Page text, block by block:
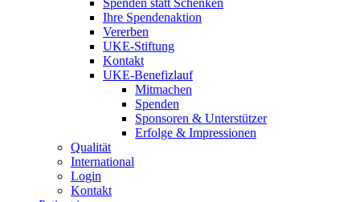
Spenden statt Schenken
Ihre Spendenaktion
Vererben
UKE-Stiftung
Kontakt
UKE-Benefizlauf
Mitmachen
Spenden
Sponsoren & Unterstützer
Erfolge & Impressionen
Qualität
International
Login
Kontakt